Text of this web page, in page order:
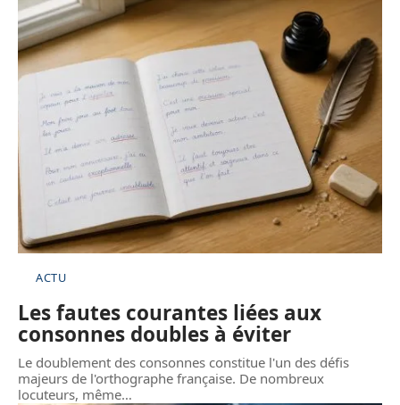
ACTU
Les fautes courantes liées aux
consonnes doubles à éviter
Le doublement des consonnes constitue l'un des défis
majeurs de l'orthographe française. De nombreux
locuteurs, même…